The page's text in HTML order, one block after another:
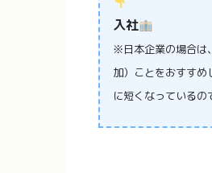
入社
※日本企業の場合は
加）ことをおすす
に短くなっているの